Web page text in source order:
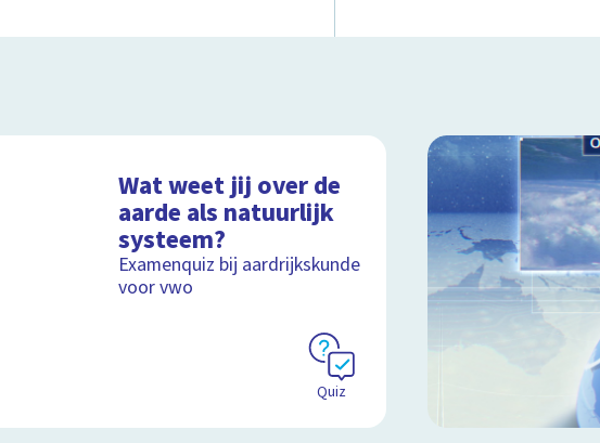
Wat weet jij over de
aarde als natuurlijk
systeem?
Examenquiz bij aardrijkskunde
voor vwo
Quiz